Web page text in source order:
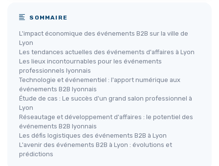
SOMMAIRE
L'impact économique des événements B2B sur la ville de
Lyon
Les tendances actuelles des événements d'affaires à Lyon
Les lieux incontournables pour les événements
professionnels lyonnais
Technologie et événementiel : l'apport numérique aux
événements B2B lyonnais
Étude de cas : Le succès d'un grand salon professionnel à
Lyon
Réseautage et développement d'affaires : le potentiel des
événements B2B lyonnais
Les défis logistiques des événements B2B à Lyon
L'avenir des événements B2B à Lyon : évolutions et
prédictions